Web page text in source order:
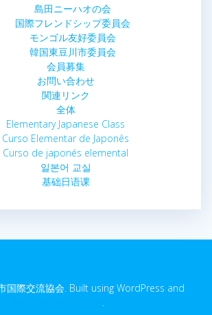
島田ニーハオの会
国際フレンドシップ委員会
モンゴル友好委員会
韓国東豆川市委員会
会員募集
お問い合わせ
関連リンク
全体
Elementary Japanese Class
Curso Elementar de Japonês
Curso de japonés elemental
일본어 교실
基础日语课
国際交流協会. Built using WordPress and
.